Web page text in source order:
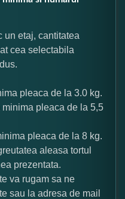
un etaj, cantitatea
cea selectabila
pleaca de la 3.0 kg.
pleaca de la 5,5
pleaca de la 8 kg.
aleasa tortul
prezentata.
va rugam sa ne
sau la adresa de mail